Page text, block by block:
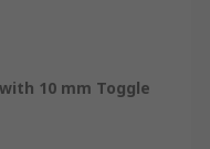
10 mm Toggle